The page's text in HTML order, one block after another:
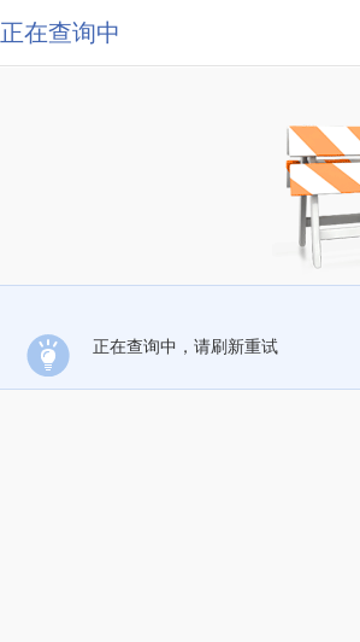
正在查询中
正在查询中，请刷新重试